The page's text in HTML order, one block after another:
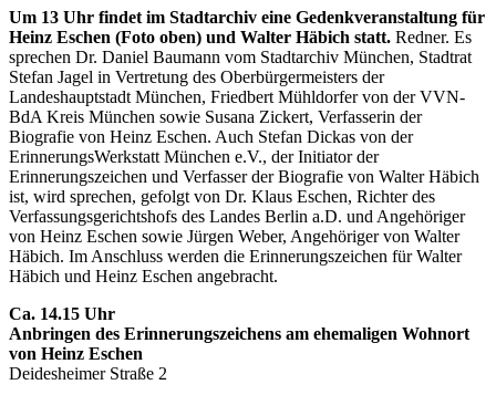
Um 13 Uhr findet im Stadtarchiv eine Gedenkveranstaltung für
Heinz Eschen (Foto oben) und Walter Häbich statt. Redner. Es
sprechen Dr. Daniel Baumann vom Stadtarchiv München, Stadtrat
Stefan Jagel in Vertretung des Oberbürgermeisters der
Landeshauptstadt München, Friedbert Mühldorfer von der VVN-
BdA Kreis München sowie Susana Zickert, Verfasserin der
Biografie von Heinz Eschen. Auch Stefan Dickas von der
ErinnerungsWerkstatt München e.V., der Initiator der
Erinnerungszeichen und Verfasser der Biografie von Walter Häbich
ist, wird sprechen, gefolgt von Dr. Klaus Eschen, Richter des
Verfassungsgerichtshofs des Landes Berlin a.D. und Angehöriger
von Heinz Eschen sowie Jürgen Weber, Angehöriger von Walter
Häbich. Im Anschluss werden die Erinnerungszeichen für Walter
Häbich und Heinz Eschen angebracht.
Ca. 14.15 Uhr
Anbringen des Erinnerungszeichens am ehemaligen Wohnort
von Heinz Eschen
Deidesheimer Straße 2